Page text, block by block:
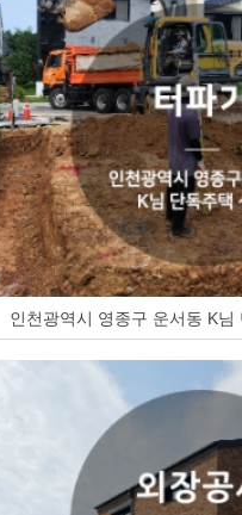
인천광역시 영종구 운서동 K